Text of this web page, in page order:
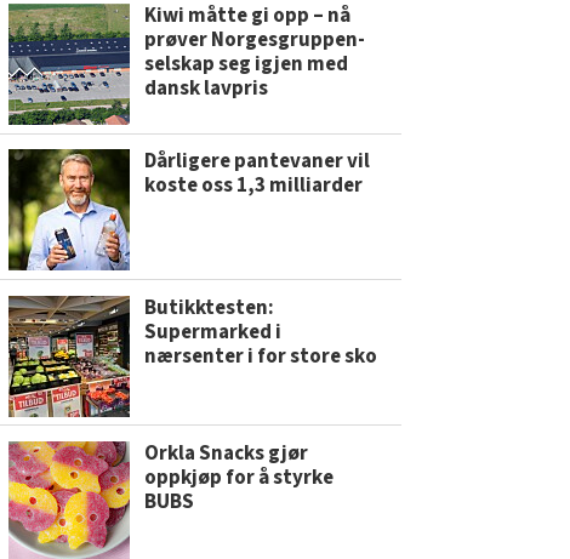
Kiwi måtte gi opp – nå
prøver Norgesgruppen-
selskap seg igjen med
dansk lavpris
Dårligere pantevaner vil
koste oss 1,3 milliarder
Butikktesten:
Supermarked i
nærsenter i for store sko
Orkla Snacks gjør
oppkjøp for å styrke
BUBS